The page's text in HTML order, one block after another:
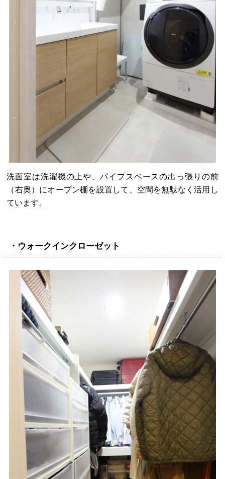
洗面室は洗濯機の上や、パイプスペースの出っ張りの前
（右奥）にオープン棚を設置して、空間を無駄なく活用し
ています。
・ウォークインクローゼット